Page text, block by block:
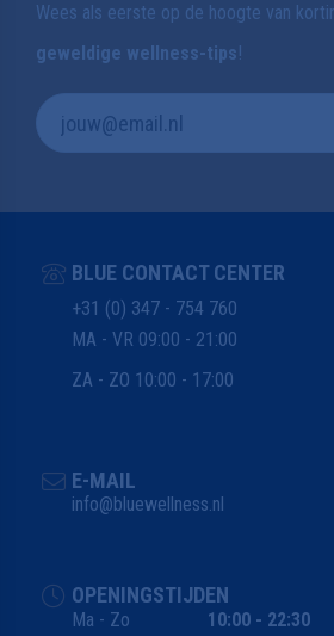
Wees als eerste op de hoogte van
geweldige wellness-tips!
BLUE CONTACT CENTER
+31 (0) 347 - 754 760
MA - VR 09:00 - 21:00
ZA - ZO 10:00 - 17:00
E-MAIL
info@bluewellness.nl
OPENINGSTIJDEN
Ma - Zo 10:00 - 22:30